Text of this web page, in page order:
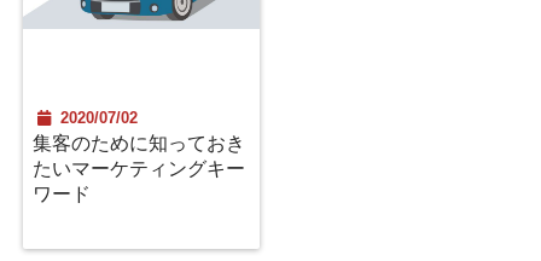
2020/07/02
集客のために知っておき
たいマーケティングキー
ワード